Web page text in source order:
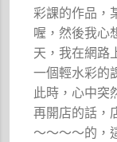
彩課的作品，
喔，然後我心
天，我在網路
一個輕水彩的
此時，心中突
再開店的話，
～～～～的，